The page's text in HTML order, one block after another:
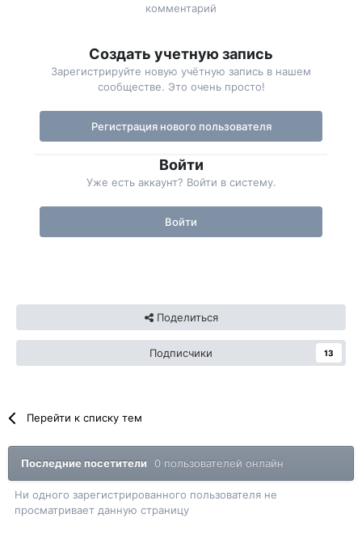
комментарий
Создать учетную запись
Зарегистрируйте новую учётную запись в нашем
сообществе. Это очень просто!
Регистрация нового пользователя
Войти
Уже есть аккаунт? Войти в систему.
Войти
Поделиться
Подписчики 13
Перейти к списку тем
Последние посетители 0 пользователей онлайн
Ни одного зарегистрированного пользователя не
просматривает данную страницу